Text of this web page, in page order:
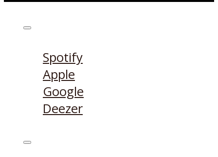
Spotify
Apple
Google
Deezer